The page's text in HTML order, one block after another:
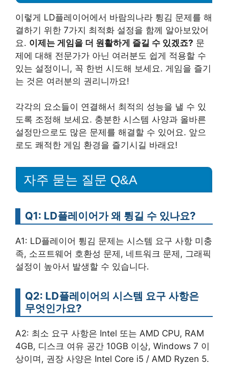
이렇게 LD플레이어에서 바람의나라 튕김 문제를 해
결하기 위한 7가지 최적화 설정을 함께 알아보았어
요. 이제는 게임을 더 원활하게 즐길 수 있겠죠? 문
제에 대해 전문가가 아닌 여러분도 쉽게 적용할 수
있는 설정이니, 꼭 한번 시도해 보세요. 게임을 즐기
는 것은 여러분의 권리니까요!
각각의 요소들이 연결해서 최적의 성능을 낼 수 있
도록 조정해 보세요. 충분한 시스템 사양과 올바른
설정만으로도 많은 문제를 해결할 수 있어요. 앞으
로도 쾌적한 게임 환경을 즐기시길 바래요!
자주 묻는 질문 Q&A
Q1: LD플레이어가 왜 튕길 수 있나요?
A1: LD플레이어 튕김 문제는 시스템 요구 사항 미충
족, 소프트웨어 호환성 문제, 네트워크 문제, 그래픽
설정이 높아서 발생할 수 있습니다.
Q2: LD플레이어의 시스템 요구 사항은
무엇인가요?
A2: 최소 요구 사항은 Intel 또는 AMD CPU, RAM
4GB, 디스크 여유 공간 10GB 이상, Windows 7 이
상이며, 권장 사양은 Intel Core i5 / AMD Ryzen 5.